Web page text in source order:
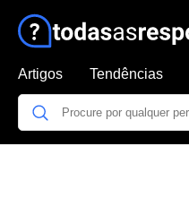
Artigos Tendências